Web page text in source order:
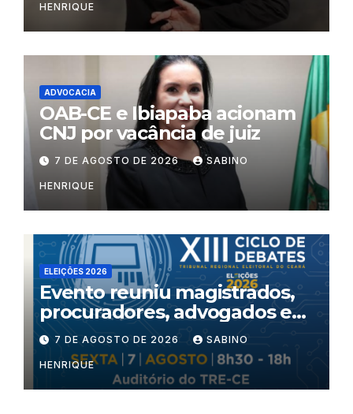
HENRIQUE
ADVOCACIA
OAB-CE e Ibiapaba acionam
CNJ por vacância de juiz
7 DE AGOSTO DE 2026 SABINO
HENRIQUE
ELEIÇÕES 2026
Evento reuniu magistrados,
procuradores, advogados e
especialistas para debater
inteligência artificial,
criminalidade organizada e
violência política de gênero
7 DE AGOSTO DE 2026 SABINO
HENRIQUE